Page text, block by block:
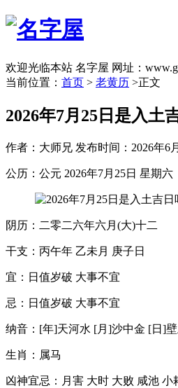
欢迎光临本站 名字屋 网址：
当前位置： 首页 > 老黄历 >正文
2026年7月25日是入土
作者：大师兄 发布时间：2026年6
公历：公元 2026年7月25日 星期六
阴历：二零二六年六月(大)十二
干支：丙午年 乙未月 庚子日
宜：日值岁破 大事不宜
忌：日值岁破 大事不宜
纳音：[年]天河水 [月]沙中金 [日]
生肖：属马
凶神宜忌：月害 大时 大败 咸池 小